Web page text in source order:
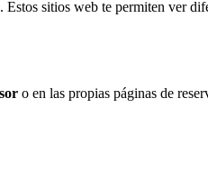
sitios web te permiten ver
o en las propias páginas de